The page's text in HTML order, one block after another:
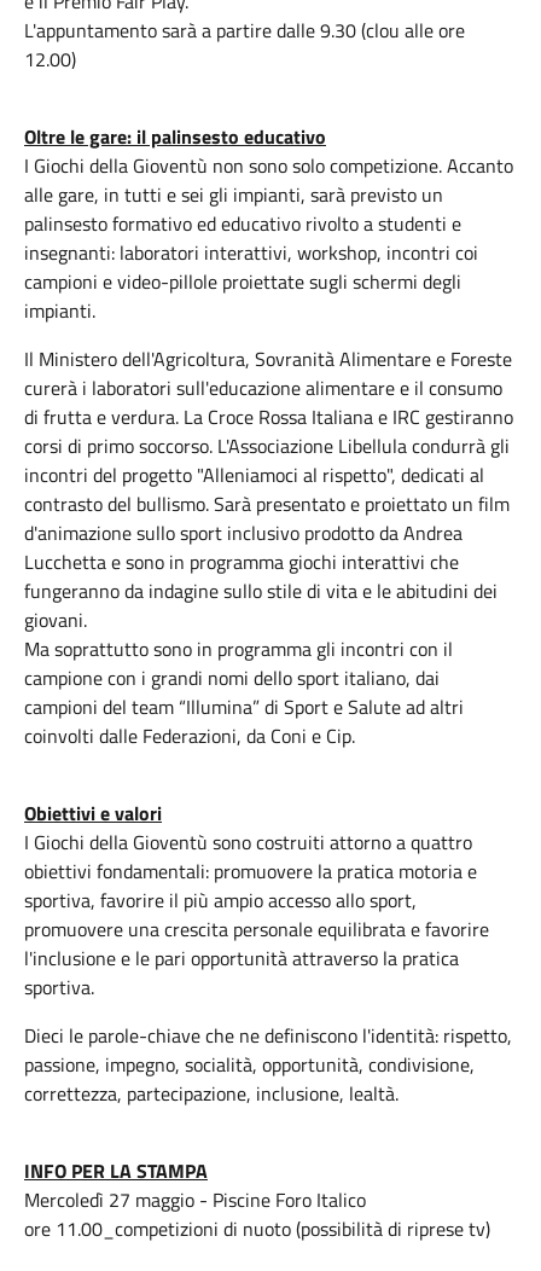
L'appuntamento sarà a partire dalle 9.30 (clou alle ore
12.00)
Oltre le gare: il palinsesto educativo
I Giochi della Gioventù non sono solo competizione. Accanto
alle gare, in tutti e sei gli impianti, sarà previsto un
palinsesto formativo ed educativo rivolto a studenti e
insegnanti: laboratori interattivi, workshop, incontri coi
campioni e video-pillole proiettate sugli schermi degli
impianti.
Il Ministero dell'Agricoltura, Sovranità Alimentare e Foreste
curerà i laboratori sull'educazione alimentare e il consumo
di frutta e verdura. La Croce Rossa Italiana e IRC gestiranno
corsi di primo soccorso. L'Associazione Libellula condurrà gli
incontri del progetto "Alleniamoci al rispetto", dedicati al
contrasto del bullismo. Sarà presentato e proiettato un film
d'animazione sullo sport inclusivo prodotto da Andrea
Lucchetta e sono in programma giochi interattivi che
fungeranno da indagine sullo stile di vita e le abitudini dei
giovani.
Ma soprattutto sono in programma gli incontri con il
campione con i grandi nomi dello sport italiano, dai
campioni del team “Illumina” di Sport e Salute ad altri
coinvolti dalle Federazioni, da Coni e Cip.
Obiettivi e valori
I Giochi della Gioventù sono costruiti attorno a quattro
obiettivi fondamentali: promuovere la pratica motoria e
sportiva, favorire il più ampio accesso allo sport,
promuovere una crescita personale equilibrata e favorire
l'inclusione e le pari opportunità attraverso la pratica
sportiva.
Dieci le parole-chiave che ne definiscono l'identità: rispetto,
passione, impegno, socialità, opportunità, condivisione,
correttezza, partecipazione, inclusione, lealtà.
INFO PER LA STAMPA
Mercoledì 27 maggio - Piscine Foro Italico
ore 11.00_competizioni di nuoto (possibilità di riprese tv)